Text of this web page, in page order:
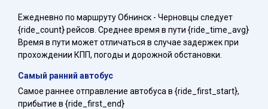
Ежедневно по маршруту Обнинск - Черновцы следует
{ride_count} рейсов. Среднее время в пути {ride_time_avg}
Время в пути может отличаться в случае задержек при
прохождении КПП, погоды и дорожной обстановки.
Самый ранний автобус
Самое раннее отправление автобуса в {ride_first_start},
прибытие в {ride_first_end}